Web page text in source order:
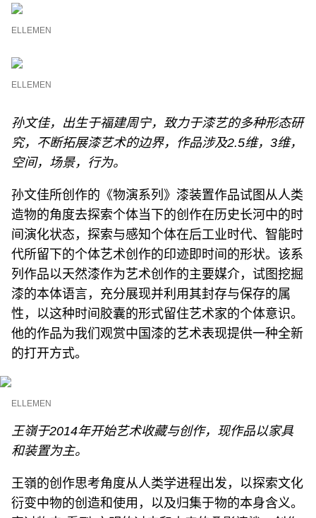
ELLEMEN
ELLEMEN
孙文佳，出生于福建周宁，致力于漆艺的多种形态研
究，不断拓展漆艺术的边界，作品涉及2.5维，3维，
空间，场景，行为。
孙文佳所创作的《物演系列》漆装置作品试图从人类
造物的角度去探索个体当下的创作在历史长河中的时
间演化状态，探索与感知个体在后工业时代、智能时
代所留下的个体艺术创作的印迹即时间的形状。该系
列作品以天然漆作为艺术创作的主要媒介，试图挖掘
漆的本体语言，充分展现并利用其封存与保存的属
性，以这种时间胶囊的形式留住艺术家的个体意识。
他的作品为我们观赏中国漆的艺术表现提供一种全新
的打开方式。
ELLEMEN
王嶺于2014年开始艺术收藏与创作，现作品以家具
和装置为主。
王嶺的创作思考角度从人类学进程出发，以探索文化
衍变中物的创造和使用，以及归集于物的本身含义。